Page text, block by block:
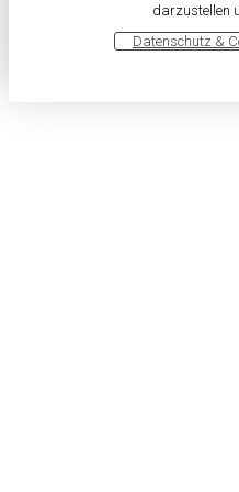
darzustellen
Datenschutz &